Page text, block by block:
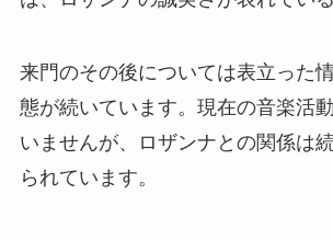
来門のその後については表立った
態が続いています。現在の音楽活
いませんが、ロザンナとの関係は
られています。